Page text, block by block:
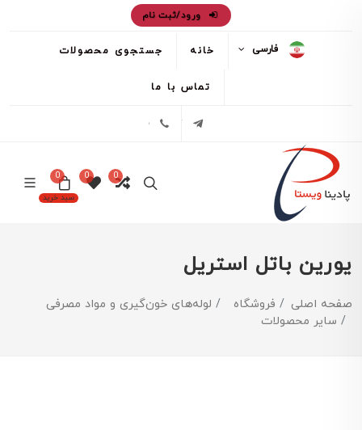
ورود/ثبت نام
فارسی خانه جستجوی محصولات
تماس با ما
تلگرام
0
0
سبد خرید
0
یورین باتل استریل
صفحه اصلی فروشگاه
لوله‌های خون‌گیری و مواد مصرفی
سایر محصولات